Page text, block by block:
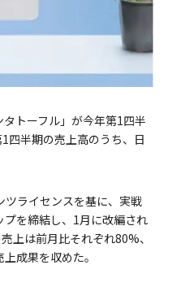
トーフル」が今年第1四半
四半期の売上高のうち、日
ツライセンスを基に、実戦
を締結し、1月に改編され
上は前月比それぞれ80%、
成果を収めた。